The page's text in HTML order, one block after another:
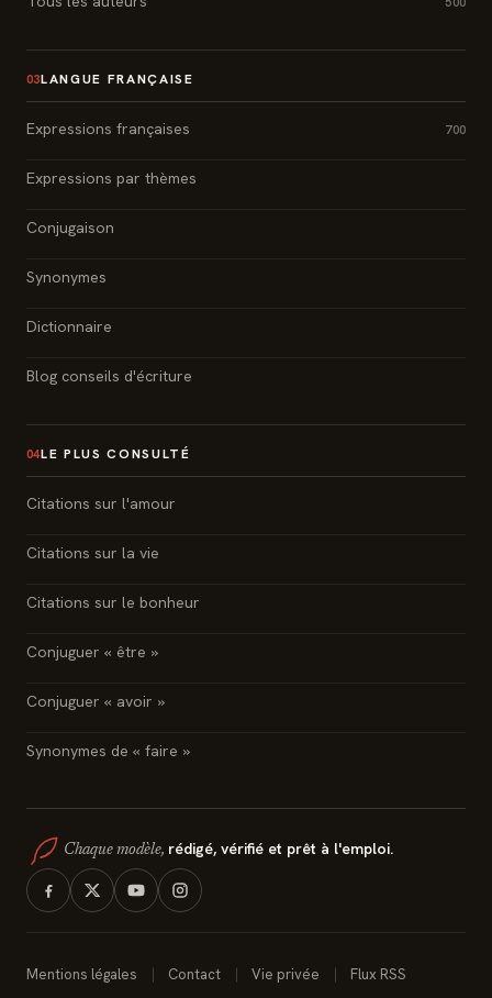
03LANGUE FRANÇAISE
Expressions françaises 700
Expressions par thèmes
Conjugaison
Synonymes
Dictionnaire
Blog conseils d'écriture
04LE PLUS CONSULTÉ
Citations sur l'amour
Citations sur la vie
Citations sur le bonheur
Conjuguer « être »
Conjuguer « avoir »
Synonymes de « faire »
Chaque modèle, rédigé, vérifié et prêt à l'emploi.
Mentions légales Contact Vie privée Flux RSS